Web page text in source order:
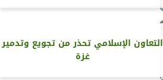
التعاون الإسلامي تحذر من تجويع وتدمير
غزة